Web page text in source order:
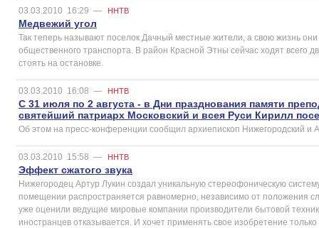
03.03.2010 16:29 — ННТВ
Медвежий угол
Так теперь называют поселок Дачный местные жители, а свою жизнь
общественного транспорта. В район Красной Этны сейчас ходят всего
стоять на остановке.
03.03.2010 16:08 — ННТВ
С 31 июля по 2 августа - в Дни празднования памяти
святейший патриарх Московский и всея Руси Кирилл
Об этом на пресс-конференции сообщил архиепископ Нижегородский и
03.03.2010 15:58 — ННТВ
Эффект сжатого звука
Нижегородец Артур Лукин создал уникальную стереофоническую
помещении распространяется равномерно, независимо от положения
уже оценили ведущие мировые компании производители бытовой
иностранцев отказывается. И хочет применять свое изобретение только